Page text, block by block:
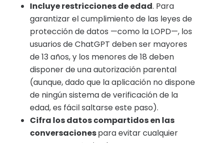
Incluye restricciones de edad. Para
garantizar el cumplimiento de las leyes de
protección de datos —como la LOPD—, los
usuarios de ChatGPT deben ser mayores
de 13 años, y los menores de 18 deben
disponer de una autorización parental
(aunque, dado que la aplicación no dispone
de ningún sistema de verificación de la
edad, es fácil saltarse este paso).
Cifra los datos compartidos en las
conversacionespara evitar cualquier